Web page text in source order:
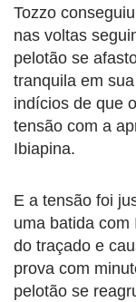
Tozzo
nas voltas
pelotão se
tranquila em
indícios de que
tensão com a
Ibiapina.
E a tensão foi
uma batida com
do traçado e
prova com
pelotão se